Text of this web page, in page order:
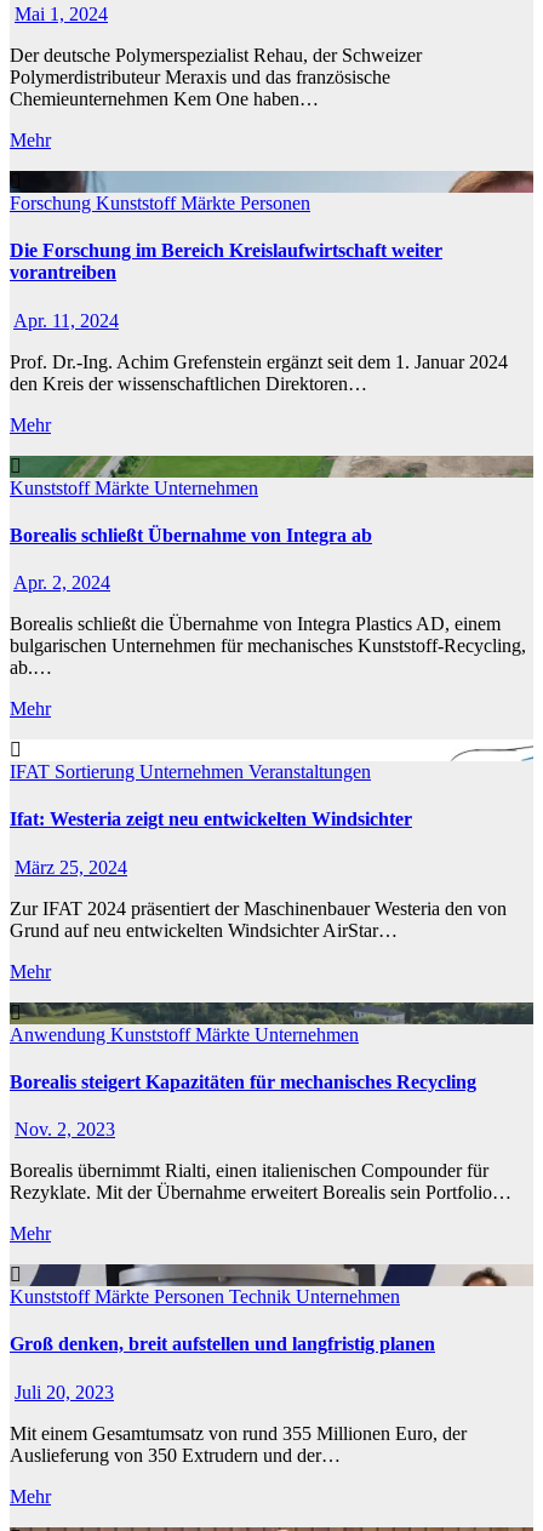
Mai 1, 2024
Der deutsche Polymerspezialist Rehau, der Schweizer
Polymerdistributeur Meraxis und das französische
Chemieunternehmen Kem One haben…
Mehr
Forschung KunststoffMärkte Personen
Die Forschung im Bereich Kreislaufwirtschaft weiter
vorantreiben
Apr. 11, 2024
Prof. Dr.-Ing. Achim Grefenstein ergänzt seit dem 1. Januar 2024
den Kreis der wissenschaftlichen Direktoren…
Mehr
KunststoffMärkte Unternehmen
Borealis schließt Übernahme von Integra ab
Apr. 2, 2024
Borealis schließt die Übernahme von Integra Plastics AD, einem
bulgarischen Unternehmen für mechanisches Kunststoff-Recycling,
ab.…
Mehr
IFAT Sortierung Unternehmen Veranstaltungen
Ifat: Westeria zeigt neu entwickelten Windsichter
März 25, 2024
Zur IFAT 2024 präsentiert der Maschinenbauer Westeria den von
Grund auf neu entwickelten Windsichter AirStar…
Mehr
Anwendung KunststoffMärkte Unternehmen
Borealis steigert Kapazitäten für mechanisches Recycling
Nov. 2, 2023
Borealis übernimmt Rialti, einen italienischen Compounder für
Rezyklate. Mit der Übernahme erweitert Borealis sein Portfolio…
Mehr
KunststoffMärkte Personen Technik Unternehmen
Groß denken, breit aufstellen und langfristig planen
Juli 20, 2023
Mit einem Gesamtumsatz von rund 355 Millionen Euro, der
Auslieferung von 350 Extrudern und der…
Mehr